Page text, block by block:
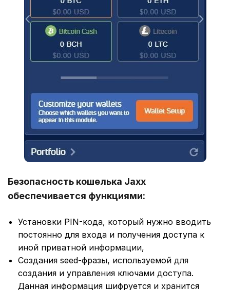
Безопасность кошелька Jaxx
обеспечивается функциями:
Установки PIN-кода, который нужно вводить
постоянно для входа и получения доступа к
иной приватной информации,
Создания seed-фразы, используемой для
создания и управления ключами доступа.
Данная информация шифруется и хранится